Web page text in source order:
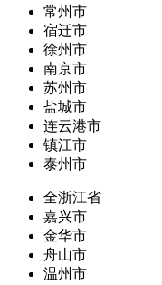
常州市
宿迁市
徐州市
南京市
苏州市
盐城市
连云港市
镇江市
泰州市
全浙江省
嘉兴市
金华市
舟山市
温州市